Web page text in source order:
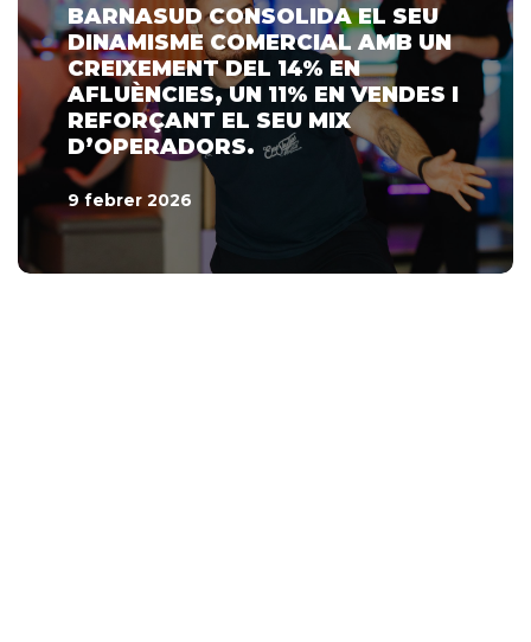
BARNASUD CONSOLIDA EL SEU
DINAMISME COMERCIAL AMB UN
CREIXEMENT DEL 14% EN
AFLUÈNCIES, UN 11% EN VENDES I
REFORÇANT EL SEU MIX
D’OPERADORS.
9 febrer 2026